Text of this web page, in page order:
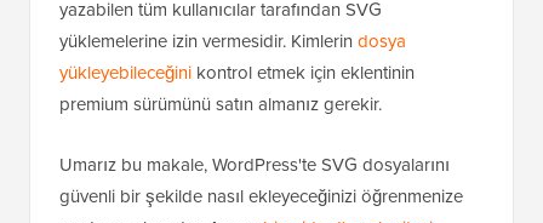
yazabilen tüm kullanıcılar tarafından SVG
yüklemelerine izin vermesidir. Kimlerin dosya
yükleyebileceğini kontrol etmek için eklentinin
premium sürümünü satın almanız gerekir.
Umarız bu makale, WordPress'te SVG dosyalarını
güvenli bir şekilde nasıl ekleyeceğinizi öğrenmenize